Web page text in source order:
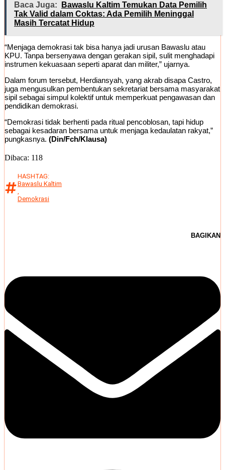
Baca Juga:
Bawaslu Kaltim Temukan Data Pemilih
Tak Valid dalam Coktas: Ada Pemilih Meninggal
Masih Tercatat Hidup
“Menjaga demokrasi tak bisa hanya jadi urusan Bawaslu atau
KPU. Tanpa bersenyawa dengan gerakan sipil, sulit menghadapi
instrumen kekuasaan seperti aparat dan militer,” ujarnya.
Dalam forum tersebut, Herdiansyah, yang akrab disapa Castro,
juga mengusulkan pembentukan sekretariat bersama masyarakat
sipil sebagai simpul kolektif untuk memperkuat pengawasan dan
pendidikan demokrasi.
“Demokrasi tidak berhenti pada ritual pencoblosan, tapi hidup
sebagai kesadaran bersama untuk menjaga kedaulatan rakyat,”
pungkasnya. (Din/Fch/Klausa)
Dibaca: 118
HASHTAG:
Bawaslu Kaltim
,
Demokrasi
BAGIKAN